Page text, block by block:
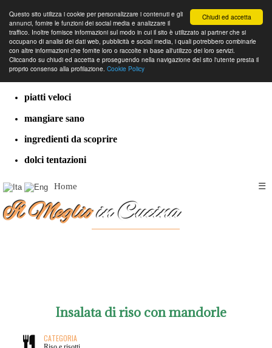
Chiudi ed accetta
Questo sito utilizza i cookie per personalizzare i contenuti e gli
annunci, fornire le funzioni dei social media e analizzare il
traffico. Inoltre fornisce informazioni sul modo in cui il sito è utilizzato ai partner che si
occupano di analisi dei dati web, pubblicità e social media, i quali potrebbero combinarle
con altre informazioni che fornite loro o raccolte in base all'utilizzo dei loro servizi.
Cliccando su chiudi ed accetta e proseguendo nella navigazione del sito l'utente presta il
proprio consenso alla profilazione. Cookie Policy
cucina dal mondo
ricette classiche
piatti veloci
mangiare sano
ingredienti da scoprire
dolci tentazioni
Home ☰
Il Meglioin Cucina
Insalata di riso con mandorle
CATEGORIA